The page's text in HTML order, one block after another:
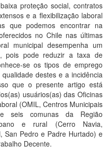
proteção social, contratos
e a flexibilização laboral
que podemos encontrar na
no Chile nas últimas
municipal desempenha um
pois pode reduzir a taxa de
se os tipos de emprego
destes e a incidência
que o presente artigo está
usuários(as) das Oficinas
(OMIL, Centros Municipais
seis comunas da Região
e rural (Cerro Navia,
San Pedro e Padre Hurtado) e
Decente.